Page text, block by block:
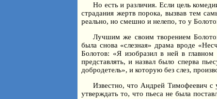
Но есть и различия. Если цель
страдания жертв порока, вызвав тем
реально, но смешно и нелепо, то у
Лучшим же своим творением
была снова «слезная» драма вроде
Болотов: «Я изобразил в ней в главном
представлять, и назвал было сперва
добродетель», и которую без слез,
Известно, что Андрей Тимофеевич с
утверждать то, что пьеса не была